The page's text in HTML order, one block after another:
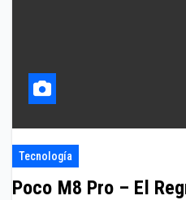
Tecnología
Poco M8 Pro – El